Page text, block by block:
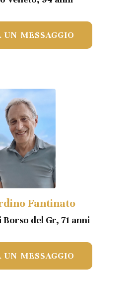
UN MESSAGGIO
Fantinato
Borso del Gr, 71 anni
UN MESSAGGIO